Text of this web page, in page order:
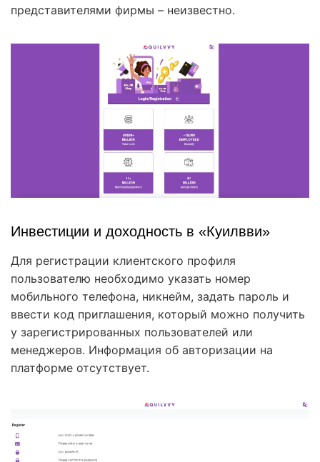
представителями фирмы – неизвестно.
Инвестиции и доходность в «Куилвви»
Для регистрации клиентского профиля
пользователю необходимо указать номер
мобильного телефона, никнейм, задать пароль и
ввести код приглашения, который можно получить
у зарегистрированных пользователей или
менеджеров. Информация об авторизации на
платформе отсутствует.